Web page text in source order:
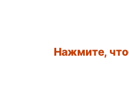
Нажмите,